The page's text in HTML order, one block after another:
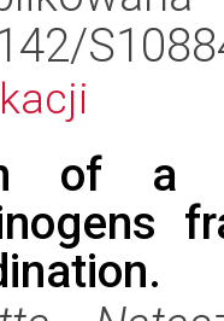
of a